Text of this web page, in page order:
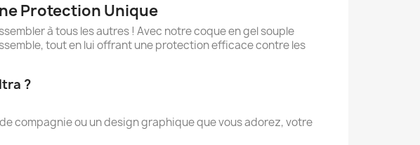
Protection Unique
à tous les autres ! Avec notre coque en gel souple
tout en lui offrant une protection efficace contre les
?
compagnie ou un design graphique que vous adorez, votre